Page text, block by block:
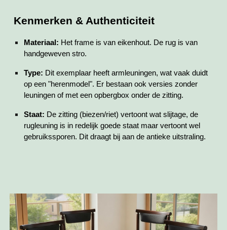
Kenmerken & Authenticiteit
Materiaal: Het frame is van eikenhout. De rug is van
handgeweven stro.
Type: Dit exemplaar heeft armleuningen, wat vaak duidt
op een "herenmodel". Er bestaan ook versies zonder
leuningen of met een opbergbox onder de zitting.
Staat: De zitting (biezen/riet) vertoont wat slijtage, de
rugleuning is in redelijk goede staat maar vertoont wel
gebruikssporen. Dit draagt bij aan de antieke uitstraling.